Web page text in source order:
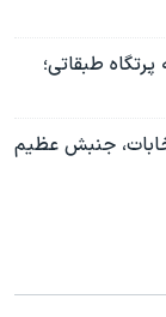
طبقاتی؛
جنبش عظیم